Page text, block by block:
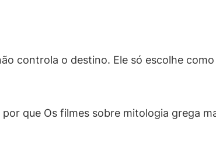
controla o destino. Ele só escolhe
que Os filmes sobre mitologia grega